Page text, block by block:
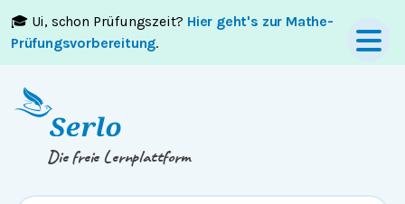
🎓 Ui, schon Prüfungszeit? Hier geht's zur Mathe-
Prüfungsvorbereitung.
Springe zumInhaltoderFooter
Die freie Lernplattform